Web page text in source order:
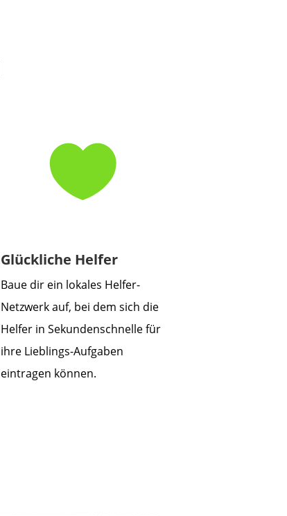

Glückliche Helfer
Baue dir ein lokales Helfer-
Netzwerk auf, bei dem sich die
Helfer in Sekundenschnelle für
ihre Lieblings-Aufgaben
eintragen können.